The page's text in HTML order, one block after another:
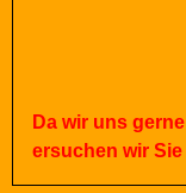
Da wir uns gerne
ersuchen wir Sie